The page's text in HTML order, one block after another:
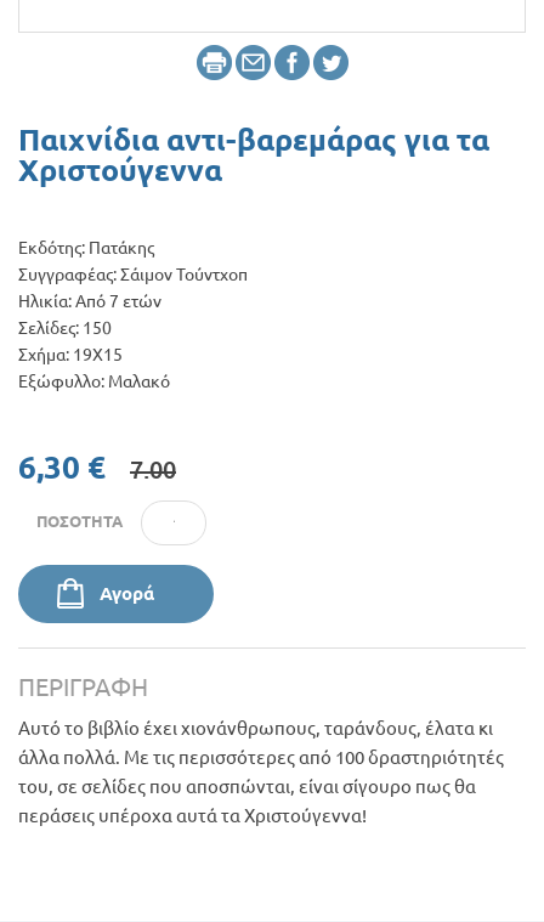
Προσφορές
Παιχνίδια αντι-βαρεμάρας για τα
Χριστούγεννα
Εκδότης: Πατάκης
Συγγραφέας: Σάιμον Τούντχοπ
Ηλικία: Από 7 ετών
Σελίδες: 150
Σχήμα: 19Χ15
Εξώφυλλο: Μαλακό
6,30 € 7.00
ΠΟΣΌΤΗΤΑ
Αγορά
ΠΕΡΙΓΡΑΦΉ
Αυτό το βιβλίο έχει χιονάνθρωπους, ταράνδους, έλατα κι
άλλα πολλά. Με τις περισσότερες από 100 δραστηριότητές
του, σε σελίδες που αποσπώνται, είναι σίγουρο πως θα
περάσεις υπέροχα αυτά τα Χριστούγεννα!